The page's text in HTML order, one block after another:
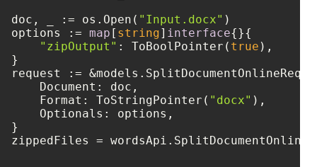
doc, _ := os.Open( "Input.docx" )
options := map [ string] interface{}{
"zipOutput" : ToBoolPointer( true ),
}
request :=
    Document: doc,
    Format: ToStringPointer(
"docx" ),
    Optionals: options,
}
zippedFiles =